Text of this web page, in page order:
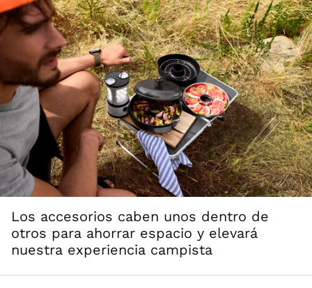
Los accesorios caben unos dentro de
otros para ahorrar espacio y elevará
nuestra experiencia campista